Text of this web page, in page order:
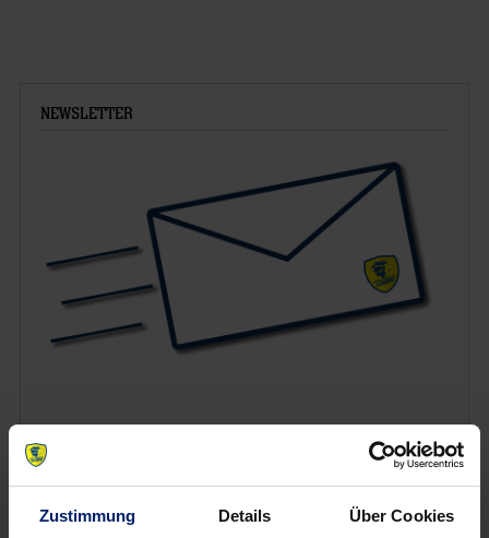
Zustimmung Details Über Cookies
NEWSLETTER
Wenn du per E-Mail über Aktuelles aus der Löwenwelt
informiert werden willst, kannst du den Rhein-Neckar Löwen